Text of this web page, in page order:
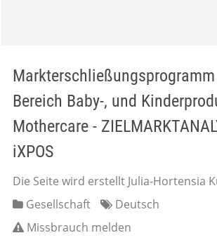
Bereich Baby-, und
Mothercare -
iXPOS
Die Seite wird erstellt Julia-Hortensia
Gesellschaft
Deutsch
Missbrauch melden